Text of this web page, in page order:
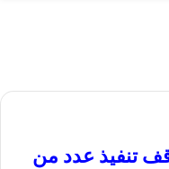
تنفيذ عدد من